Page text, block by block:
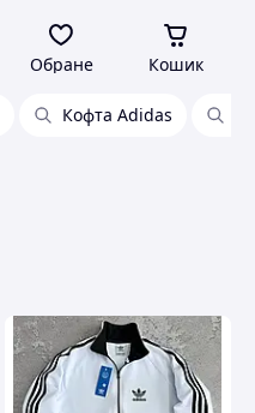
Обране Кошик
Кофта Adidas